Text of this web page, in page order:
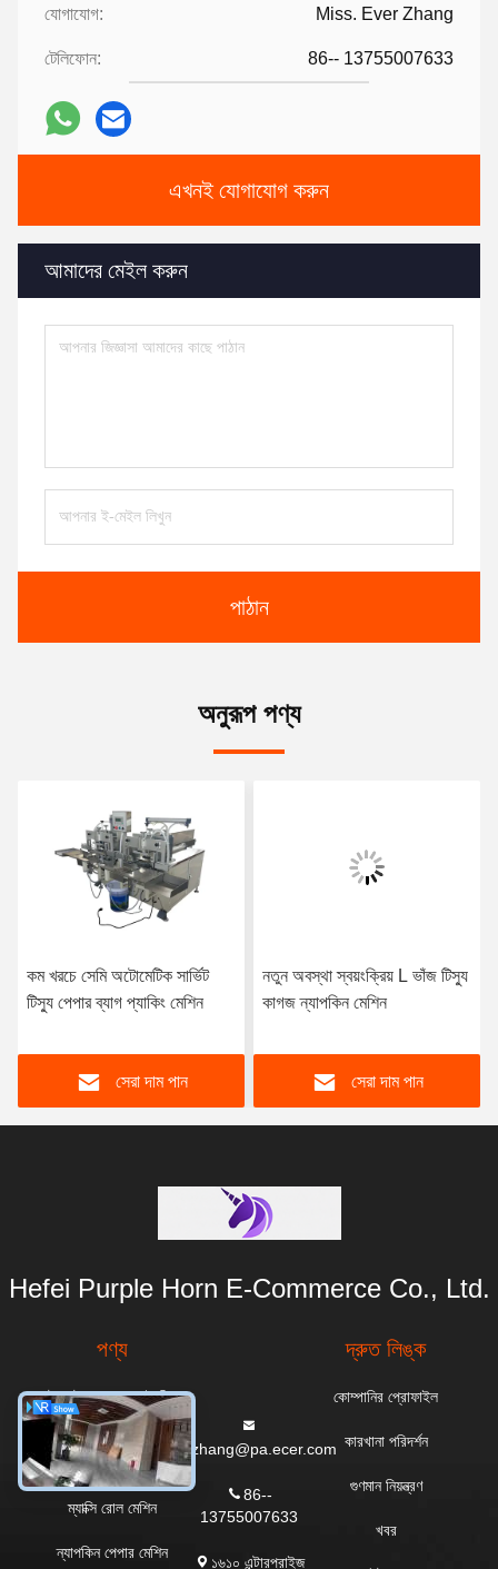
যোগাযোগ: Miss. Ever Zhang
টেলিফোন: 86-- 13755007633
এখনই যোগাযোগ করুন
আমাদের মেইল করুন
পাঠান
অনুরূপ পণ্য
কম খরচে সেমি অটোমেটিক সার্ভিট
টিস্যু পেপার ব্যাগ প্যাকিং মেশিন
সেরা দাম পান
নতুন অবস্থা স্বয়ংক্রিয় L ভাঁজ টিস্যু
কাগজ ন্যাপকিন মেশিন
সেরা দাম পান
Hefei Purple Horn E-Commerce Co., Ltd.
পণ্য
টয়লেট পেপার রোল তৈরির
মেশিন
রান্নাঘরের তোয়ালে মেশিন
ম্যাক্সি রোল মেশিন
ন্যাপকিন পেপার মেশিন
everzhang@pa.ecer.com
86--
13755007633
১৬১০ এন্টারপ্রাইজ
দ্রুত লিঙ্ক
কোম্পানির প্রোফাইল
কারখানা পরিদর্শন
গুণমান নিয়ন্ত্রণ
খবর